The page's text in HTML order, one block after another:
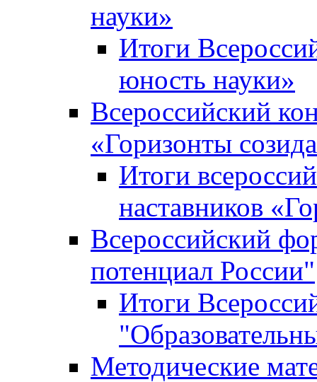
науки»
Итоги
юность науки»
Всероссийский
«Горизонты
Итоги
наставников
Всероссийский
потенциал России"
Итоги
Методические